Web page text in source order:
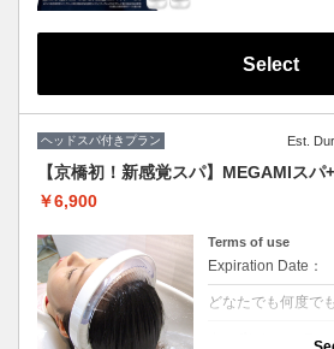
Select
ヘッドスパ付きプラン Est.
【京橋初！新感覚スパ】MEGAMIス
￥6,900
Terms of use
Expiration Date：
どなたでも何度で